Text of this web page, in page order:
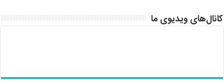
کانال‌های ویدیوی ما